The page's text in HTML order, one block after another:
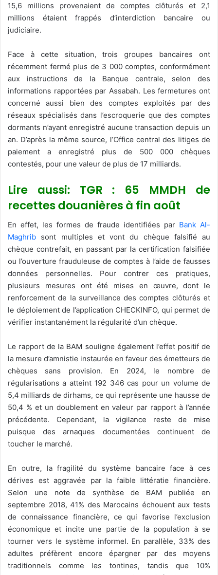
15,6 millions provenaient de comptes clôturés et 2,1
millions étaient frappés d’interdiction bancaire ou
judiciaire.
Face à cette situation, trois groupes bancaires ont
récemment fermé plus de 3 000 comptes, conformément
aux instructions de la Banque centrale, selon des
informations rapportées par Assabah. Les fermetures ont
concerné aussi bien des comptes exploités par des
réseaux spécialisés dans l’escroquerie que des comptes
dormants n’ayant enregistré aucune transaction depuis un
an. D’après la même source, l’Office central des litiges de
paiement a enregistré plus de 500 000 chèques
contestés, pour une valeur de plus de 17 milliards.
Lire aussi: TGR : 65 MMDH de
recettes douanières à fin août
En effet, les formes de fraude identifiées par Bank Al-
Maghrib sont multiples et vont du chèque falsifié au
chèque contrefait, en passant par la certification falsifiée
ou l’ouverture frauduleuse de comptes à l’aide de fausses
données personnelles. Pour contrer ces pratiques,
plusieurs mesures ont été mises en œuvre, dont le
renforcement de la surveillance des comptes clôturés et
le déploiement de l’application CHECKINFO, qui permet de
vérifier instantanément la régularité d’un chèque.
Le rapport de la BAM souligne également l’effet positif de
la mesure d’amnistie instaurée en faveur des émetteurs de
chèques sans provision. En 2024, le nombre de
régularisations a atteint 192 346 cas pour un volume de
5,4 milliards de dirhams, ce qui représente une hausse de
50,4 % et un doublement en valeur par rapport à l’année
précédente. Cependant, la vigilance reste de mise
puisque des arnaques documentées continuent de
toucher le marché.
En outre, la fragilité du système bancaire face à ces
dérives est aggravée par la faible littératie financière.
Selon une note de synthèse de BAM publiée en
septembre 2018, 41% des Marocains échouent aux tests
de connaissance financière, ce qui favorise l’exclusion
économique et incite une partie de la population à se
tourner vers le système informel. En parallèle, 33% des
adultes préfèrent encore épargner par des moyens
traditionnels comme les tontines, tandis que 10%